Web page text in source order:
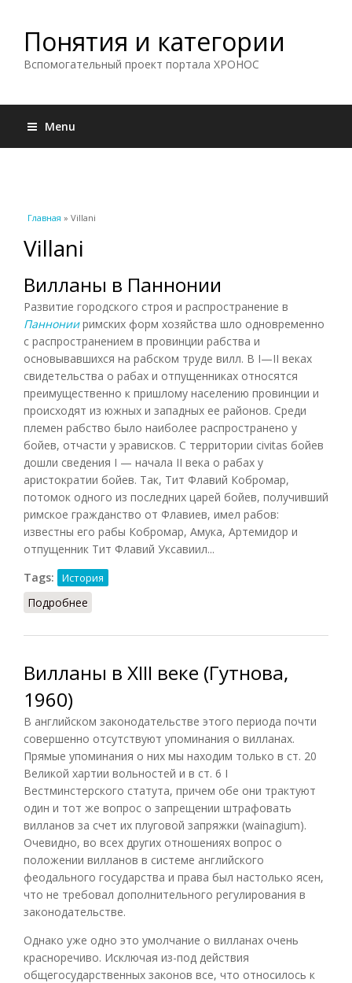
Понятия и категории
Вспомогательный проект портала ХРОНОС
Menu
Вы здесь
Главная » Villani
Villani
Вилланы в Паннонии
Развитие городского строя и распространение в
Паннонииримских форм хозяйства шло одновременно
с распространением в провинции рабства и
основывавшихся на рабском труде вилл. В I—II веках
свидетельства о рабах и отпущенниках относятся
преимущественно к пришлому населению провинции и
происходят из южных и западных ее районов. Среди
племен рабство было наиболее распространено у
бойев, отчасти у эрависков. С территории civitas бойев
дошли сведения I — начала II века о рабах у
аристократии бойев. Так, Тит Флавий Кобромар,
потомок одного из последних царей бойев, получивший
римское гражданство от Флавиев, имел рабов:
известны его рабы Кобромар, Амука, Артемидор и
отпущенник Тит Флавий Уксавиил...
Tags:
История
Подробнее
Вилланы в XIII веке (Гутнова,
1960)
В английском законодательстве этого периода почти
совершенно отсутствуют упоминания о вилланах.
Прямые упоминания о них мы находим только в ст. 20
Великой хартии вольностей и в ст. 6 I
Вестминстерского статута, причем обе они трактуют
один и тот же вопрос о запрещении штрафовать
вилланов за счет их плуговой запряжки (wainagium).
Очевидно, во всех других отношениях вопрос о
положении вилланов в системе английского
феодального государства и права был настолько ясен,
что не требовал дополнительного регулирования в
законодательстве.
Однако уже одно это умолчание о вилланах очень
красноречиво. Исключая из-под действия
общегосударственных законов все, что относилось к